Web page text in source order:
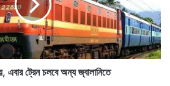
ট্রেন চলবে অন্য জ্বালানিতে